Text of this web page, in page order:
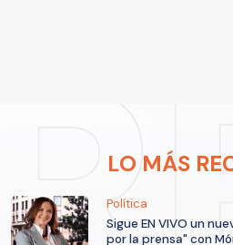
LO MÁS
Política
Sigue EN VIVO un
por la prensa" con